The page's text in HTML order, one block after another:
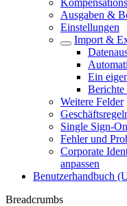
Ausgaben &
Einstellungen
Import &
Ein
Berichte
Weitere Felder
Single Sign-
Fehler und
Corporate
anpassen
Benutzerhandbuch
Breadcrumbs